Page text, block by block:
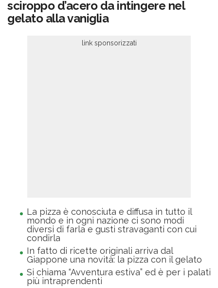
sciroppo d’acero da intingere nel
gelato alla vaniglia
La pizza è conosciuta e diffusa in tutto il
mondo e in ogni nazione ci sono modi
diversi di farla e gusti stravaganti con cui
condirla
In fatto di ricette originali arriva dal
Giappone una novità: la pizza con il gelato
Si chiama “Avventura estiva” ed è per i palati
più intraprendenti